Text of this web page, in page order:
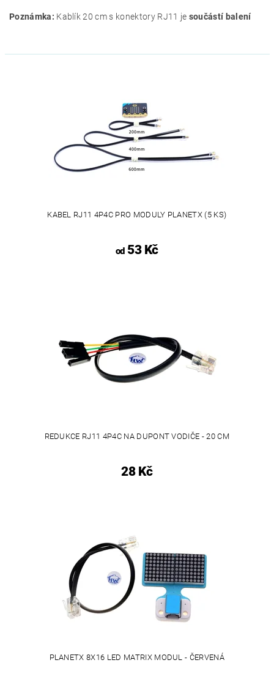
Poznámka: Kablík 20 cm s konektory RJ11 je součástí balení
KABEL RJ11 4P4C PRO MODULY PLANETX (5 KS)
od53 Kč
REDUKCE RJ11 4P4C NA DUPONT VODIČE - 20 CM
28 Kč
PLANETX 8X16 LED MATRIX MODUL - ČERVENÁ